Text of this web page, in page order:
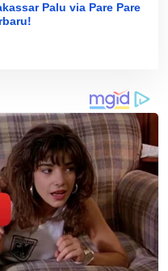
Palu via Pare Pare